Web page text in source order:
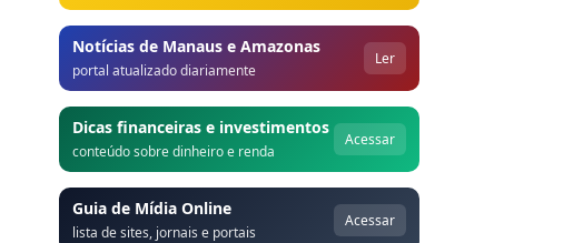
Notícias de Manaus e Amazonas
portal atualizado diariamente
Ler
Dicas financeiras e investimentos
conteúdo sobre dinheiro e renda
Acessar
Guia de Mídia Online
lista de sites, jornais e portais
Acessar